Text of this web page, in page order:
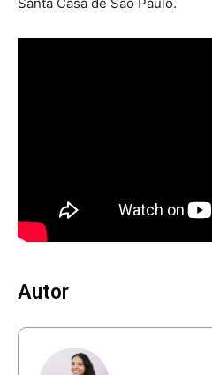
Santa Casa de São Paulo.
Autor